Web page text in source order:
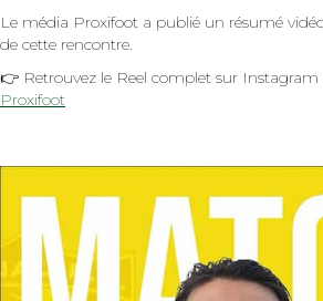
Le média Proxifoot a publié un résumé
de cette rencontre.
👉 Retrouvez le Reel complet sur Instagram
Proxifoot